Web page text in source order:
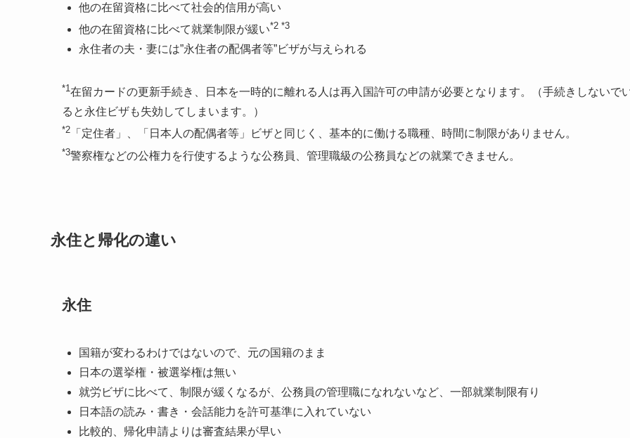
他の在留資格に比べて社会的信用が高い
他の在留資格に比べて就業制限が緩い*2 *3
永住者の夫・妻には”永住者の配偶者等”ビザが与えられる
*1在留カードの更新手続き、日本を一時的に離れる人は再入国許可の申請が必要となります。（手続きしないで
ると永住ビザも失効してしまいます。）
*2 「定住者」、「日本人の配偶者等」ビザと同じく、基本的に働ける職種、時間に制限がありません。
*3警察権などの公権力を行使するような公務員、管理職級の公務員などの就業できません。
永住と帰化の違い
永住
国籍が変わるわけではないので、元の国籍のまま
日本の選挙権・被選挙権は無い
就労ビザに比べて、制限が緩くなるが、公務員の管理職になれないなど、一部就業制限有り
日本語の読み・書き・会話能力を許可基準に入れていない
比較的、帰化申請よりは審査結果が早い